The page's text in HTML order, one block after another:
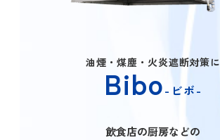
油煙・煤塵・火炎遮断対策に
Bibo-ビボ-
飲食店の厨房などの